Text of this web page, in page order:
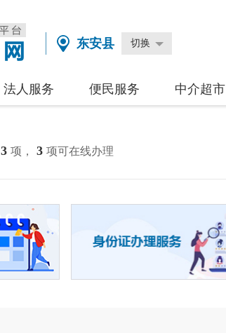
东安县 切换
法人服务 便民服务 中介超市
3 项， 3 项可在线办理